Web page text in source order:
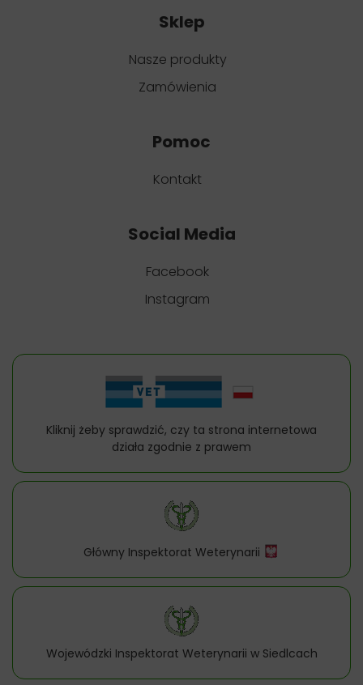
Sklep
Nasze produkty
Zamówienia
Pomoc
Kontakt
Social Media
Facebook
Instagram
Kliknij żeby sprawdzić, czy ta strona internetowa
działa zgodnie z prawem
Główny Inspektorat Weterynarii
Wojewódzki Inspektorat Weterynarii w Siedlcach